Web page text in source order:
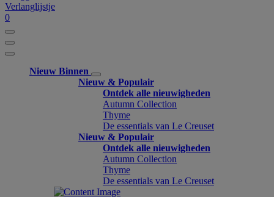
Verlanglijstje
0
Nieuw Binnen
Nieuw & Populair
Ontdek alle nieuwigheden
Autumn Collection
Thyme
De essentials van Le Creuset
Nieuw & Populair
Ontdek alle nieuwigheden
Autumn Collection
Thyme
De essentials van Le Creuset